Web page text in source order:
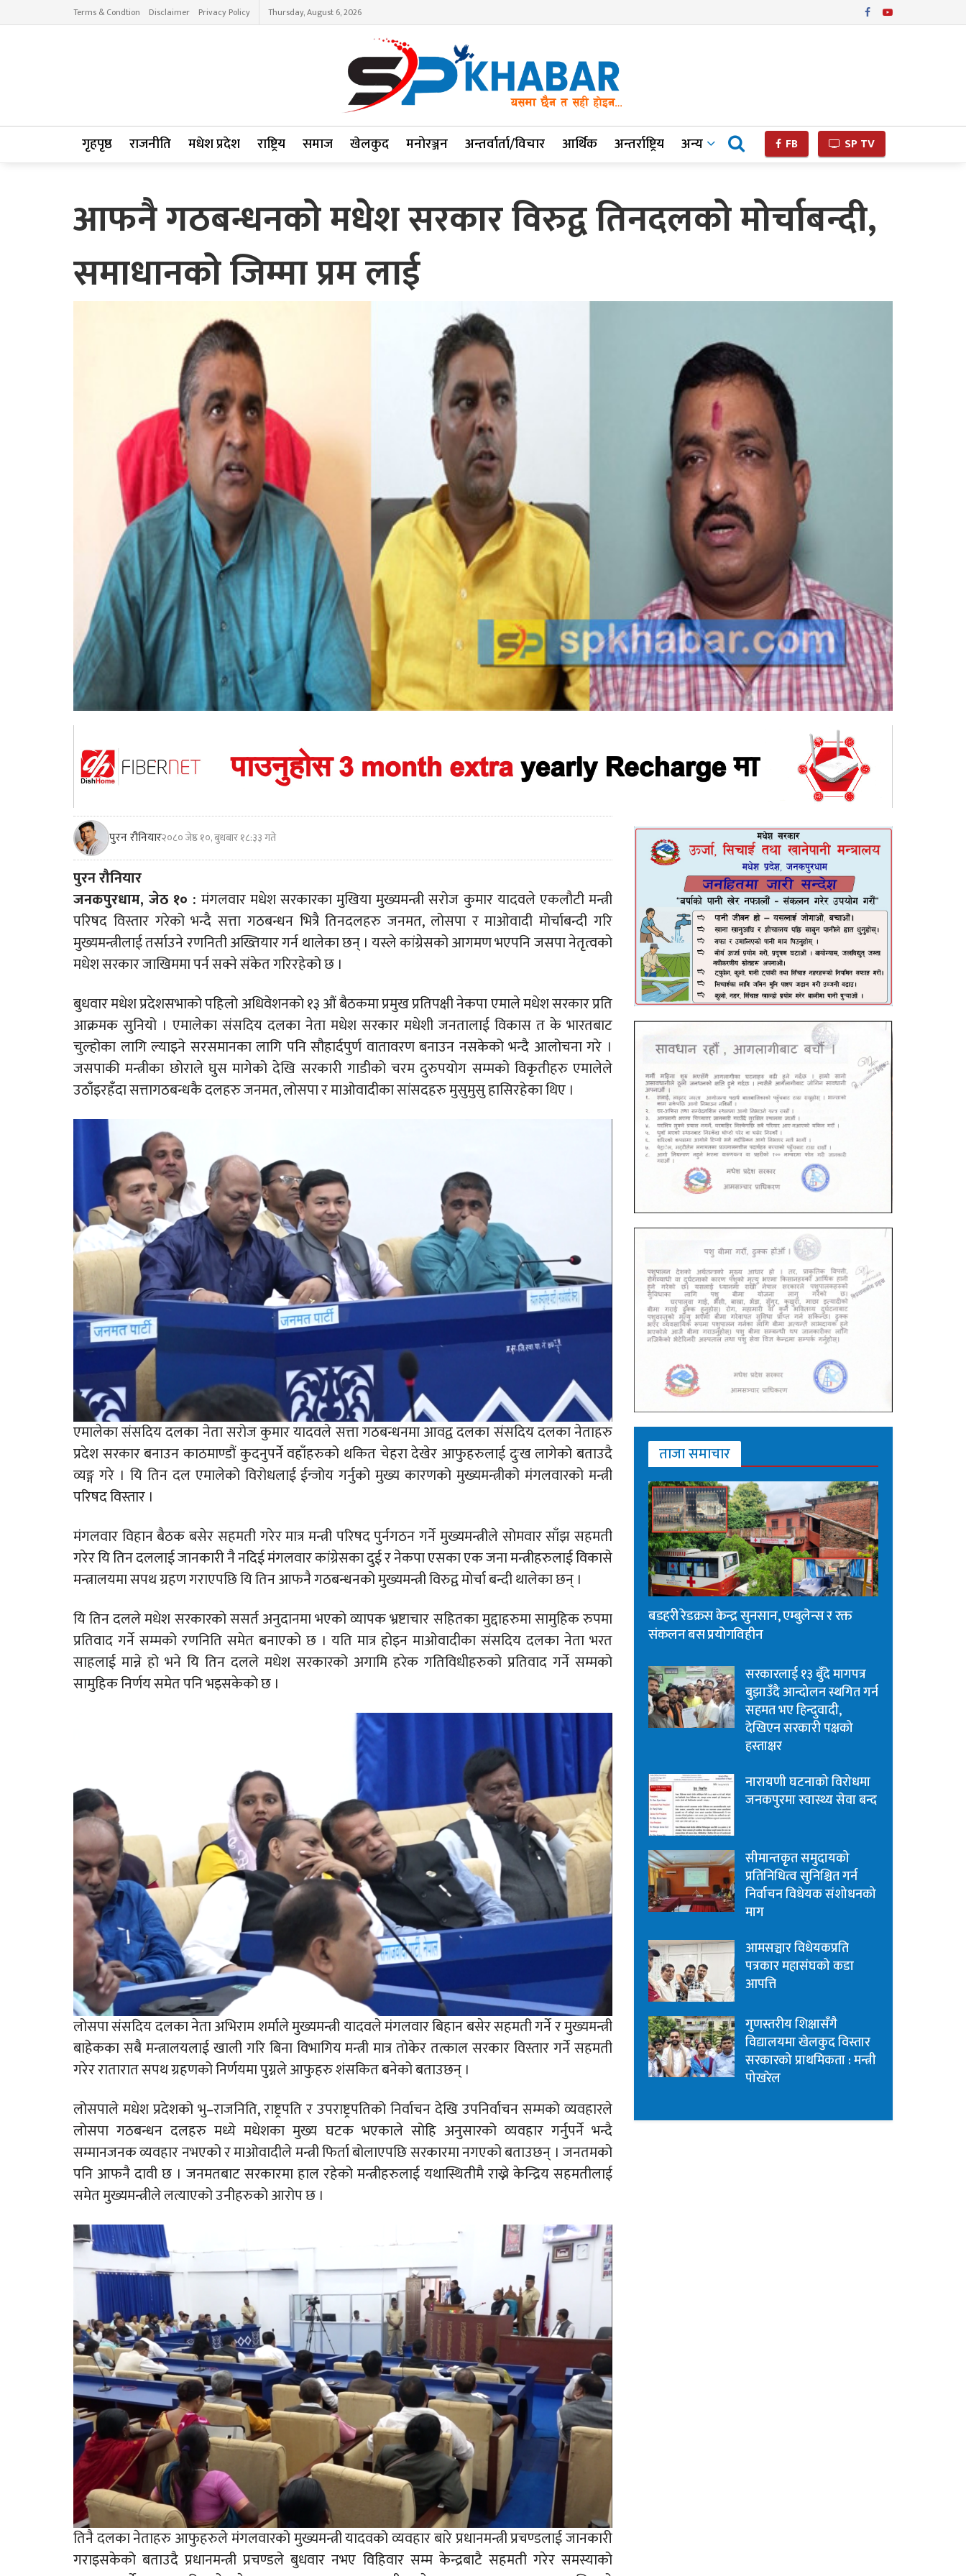
Terms & Condtion Disclaimer Privacy Policy Thursday, August 6, 2026
गृहपृष्ठ राजनीति मधेश प्रदेश राष्ट्रिय समाज खेलकुद मनोरञ्जन अन्तर्वार्ता/विचार आर्थिक अन्तर्राष्ट्रिय अन्य FB SP TV
आफनै गठबन्धनको मधेश सरकार विरुद्व तिनदलको मोर्चाबन्दी,
समाधानको जिम्मा प्रम लाई
पुरन रौनियार२०८० जेष्ठ १०, बुधबार १८:३३ गते
पुरन रौनियार
जनकपुरधाम, जेठ १० : मंगलवार मधेश सरकारका मुखिया मुख्यमन्त्री सरोज कुमार यादवले एकलौटी मन्त्री
परिषद विस्तार गरेको भन्दै सत्ता गठबन्धन भित्रै तिनदलहरु जनमत, लोसपा र माओवादी मोर्चाबन्दी गरि
मुख्यमन्त्रीलाई तर्साउने रणनिती अख्तियार गर्न थालेका छन् । यस्ले कांग्रेसको आगमण भएपनि जसपा नेतृत्वको
मधेश सरकार जाखिममा पर्न सक्ने संकेत गरिरहेको छ ।
बुधवार मधेश प्रदेशसभाको पहिलो अधिवेशनको १३ औं बैठकमा प्रमुख प्रतिपक्षी नेकपा एमाले मधेश सरकार प्रति
आक्रमक सुनियो । एमालेका संसदिय दलका नेता मधेश सरकार मधेशी जनतालाई विकास त के भारतबाट
चुल्होका लागि ल्याइने सरसमानका लागि पनि सौहार्दपुर्ण वातावरण बनाउन नसकेको भन्दै आलोचना गरे ।
जसपाकी मन्त्रीका छोराले घुस मागेको देखि सरकारी गाडीको चरम दुरुपयोग सम्मको विकृतीहरु एमालेले
उठाँइरहँदा सत्तागठबन्धकै दलहरु जनमत, लोसपा र माओवादीका सांसदहरु मुसुमुसु हासिरहेका थिए ।
एमालेका संसदिय दलका नेता सरोज कुमार यादवले सत्ता गठबन्धनमा आवद्व दलका संसदिय दलका नेताहरु
प्रदेश सरकार बनाउन काठमाण्डौं कुदनुपर्ने वहाँहरुको थकित चेहरा देखेर आफुहरुलाई दुःख लागेको बताउदै
व्यङ्ग गरे । यि तिन दल एमालेको विरोधलाई ईन्जोय गर्नुको मुख्य कारणको मुख्यमन्त्रीको मंगलवारको मन्त्री
परिषद विस्तार ।
मंगलवार विहान बैठक बसेर सहमती गरेर मात्र मन्त्री परिषद पुर्नगठन गर्ने मुख्यमन्त्रीले सोमवार साँझ सहमती
गरेर यि तिन दललाई जानकारी नै नदिई मंगलवार कांग्रेसका दुई र नेकपा एसका एक जना मन्त्रीहरुलाई विकासे
मन्त्रालयमा सपथ ग्रहण गराएपछि यि तिन आफनै गठबन्धनको मुख्यमन्त्री विरुद्व मोर्चा बन्दी थालेका छन् ।
यि तिन दलले मधेश सरकारको ससर्त अनुदानमा भएको व्यापक भ्रष्टाचार सहितका मुद्दाहरुमा सामुहिक रुपमा
प्रतिवाद गर्ने सम्मको रणनिति समेत बनाएको छ । यति मात्र होइन माओवादीका संसदिय दलका नेता भरत
साहलाई मान्ने हो भने यि तिन दलले मधेश सरकारको अगामि हरेक गतिविधीहरुको प्रतिवाद गर्ने सम्मको
सामुहिक निर्णय समेत पनि भइसकेको छ ।
लोसपा संसदिय दलका नेता अभिराम शर्माले मुख्यमन्त्री यादवले मंगलवार बिहान बसेर सहमती गर्ने र मुख्यमन्त्री
बाहेकका सबै मन्त्रालयलाई खाली गरि बिना विभागिय मन्त्री मात्र तोकेर तत्काल सरकार विस्तार गर्ने सहमती
गरेर रातारात सपथ ग्रहणको निर्णयमा पुग्नले आफुहरु शंसकित बनेको बताउछन् ।
लोसपाले मधेश प्रदेशको भु–राजनिति, राष्ट्रपति र उपराष्ट्रपतिको निर्वाचन देखि उपनिर्वाचन सम्मको व्यवहारले
लोसपा गठबन्धन दलहरु मध्ये मधेशका मुख्य घटक भएकाले सोहि अनुसारको व्यवहार गर्नुपर्ने भन्दै
सम्मानजनक व्यवहार नभएको र माओवादीले मन्त्री फिर्ता बोलाएपछि सरकारमा नगएको बताउछन् । जनतमको
पनि आफनै दावी छ । जनमतबाट सरकारमा हाल रहेको मन्त्रीहरुलाई यथास्थितीमै राख्ने केन्द्रिय सहमतीलाई
समेत मुख्यमन्त्रीले लत्याएको उनीहरुको आरोप छ ।
तिनै दलका नेताहरु आफुहरुले मंगलवारको मुख्यमन्त्री यादवको व्यवहार बारे प्रधानमन्त्री प्रचण्डलाई जानकारी
गराइसकेको बताउदै प्रधानमन्त्री प्रचण्डले बुधवार नभए विहिवार सम्म केन्द्रबाटै सहमती गरेर समस्याको
ताजा समाचार
बडहरी रेडक्रस केन्द्र सुनसान, एम्बुलेन्स र रक्त
संकलन बस प्रयोगविहीन
सरकारलाई १३ बुँदे मागपत्र
बुझाउँदै आन्दोलन स्थगित गर्न
सहमत भए हिन्दुवादी,
देखिएन सरकारी पक्षको
हस्ताक्षर
नारायणी घटनाको विरोधमा
जनकपुरमा स्वास्थ्य सेवा बन्द
सीमान्तकृत समुदायको
प्रतिनिधित्व सुनिश्चित गर्न
निर्वाचन विधेयक संशोधनको
माग
आमसञ्चार विधेयकप्रति
पत्रकार महासंघको कडा
आपत्ति
गुणस्तरीय शिक्षासँगै
विद्यालयमा खेलकुद विस्तार
सरकारको प्राथमिकता : मन्त्री
पोखरेल